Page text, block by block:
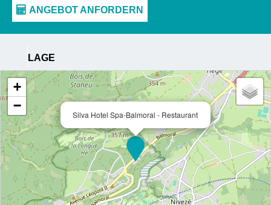
LAGE
Silva Hotel Spa-Balmoral - Restaurant
+
−